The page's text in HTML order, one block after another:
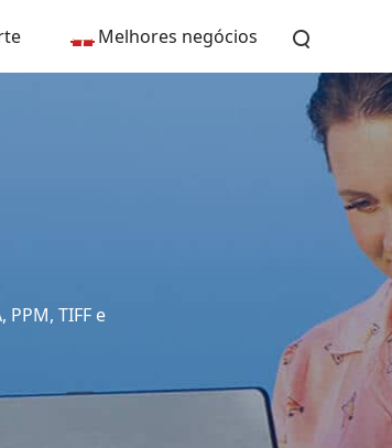
Melhores negócios
TIFF e